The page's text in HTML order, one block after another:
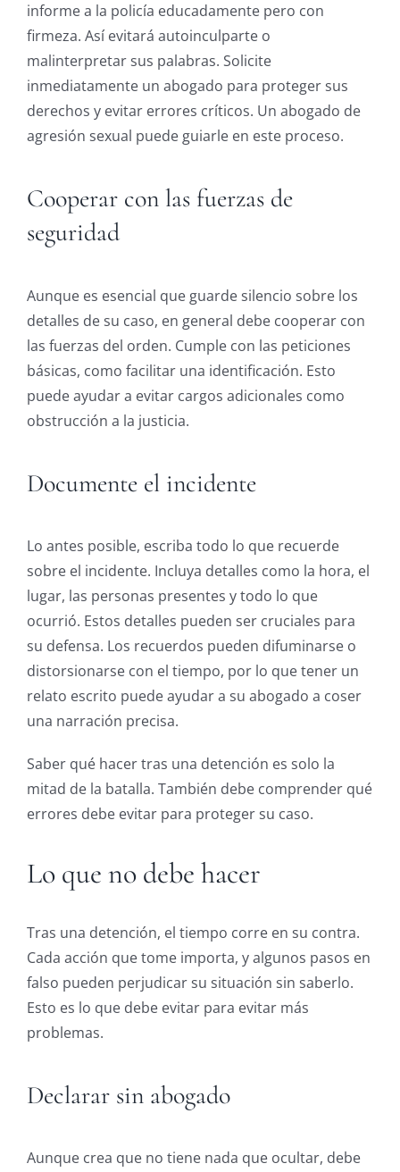
informe a la policía educadamente pero con
firmeza. Así evitará autoinculparte o
malinterpretar sus palabras. Solicite
inmediatamente un abogado para proteger sus
derechos y evitar errores críticos. Un abogado de
agresión sexual puede guiarle en este proceso.
Cooperar con las fuerzas de
seguridad
Aunque es esencial que guarde silencio sobre los
detalles de su caso, en general debe cooperar con
las fuerzas del orden. Cumple con las peticiones
básicas, como facilitar una identificación. Esto
puede ayudar a evitar cargos adicionales como
obstrucción a la justicia.
Documente el incidente
Lo antes posible, escriba todo lo que recuerde
sobre el incidente. Incluya detalles como la hora, el
lugar, las personas presentes y todo lo que
ocurrió. Estos detalles pueden ser cruciales para
su defensa. Los recuerdos pueden difuminarse o
distorsionarse con el tiempo, por lo que tener un
relato escrito puede ayudar a su abogado a coser
una narración precisa.
Saber qué hacer tras una detención es solo la
mitad de la batalla. También debe comprender qué
errores debe evitar para proteger su caso.
Lo que no debe hacer
Tras una detención, el tiempo corre en su contra.
Cada acción que tome importa, y algunos pasos en
falso pueden perjudicar su situación sin saberlo.
Esto es lo que debe evitar para evitar más
problemas.
Declarar sin abogado
Aunque crea que no tiene nada que ocultar, debe